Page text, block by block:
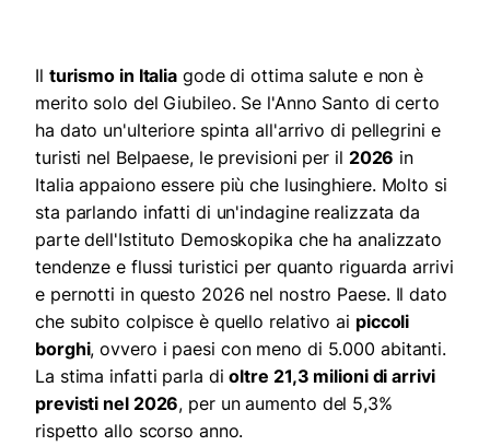
Il turismo in Italia gode di ottima salute e non è
merito solo del Giubileo. Se l'Anno Santo di certo
ha dato un'ulteriore spinta all'arrivo di pellegrini e
turisti nel Belpaese, le previsioni per il 2026 in
Italia appaiono essere più che lusinghiere. Molto si
sta parlando infatti di un'indagine realizzata da
parte dell'Istituto Demoskopika che ha analizzato
tendenze e flussi turistici per quanto riguarda arrivi
e pernotti in questo 2026 nel nostro Paese. Il dato
che subito colpisce è quello relativo ai piccoli
borghi, ovvero i paesi con meno di 5.000 abitanti.
La stima infatti parla dioltre 21,3 milioni di arrivi
previsti nel 2026, per un aumento del 5,3%
rispetto allo scorso anno.